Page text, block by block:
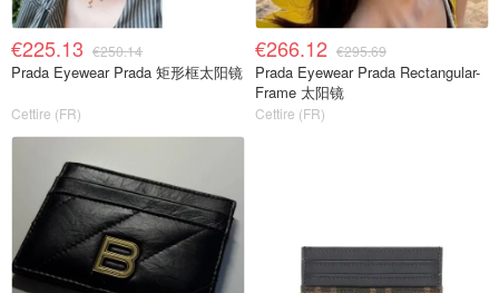
€225.13 €250.14
Prada Eyewear Prada 矩形框太阳镜
Cettire (FR)
€266.12 €295.69
Prada Eyewear Prada Rectangular-
Frame 太阳镜
Cettire (FR)